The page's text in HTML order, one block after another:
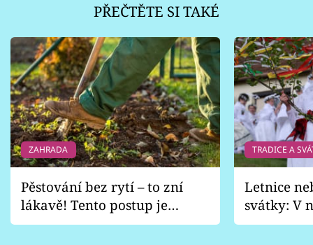
PŘEČTĚTE SI TAKÉ
ZAHRADA
Pěstování bez rytí – to zní
lákavě! Tento postup je
vhodný jen pro některé
TRADICE A
Letnice
svátky: V
pondělí